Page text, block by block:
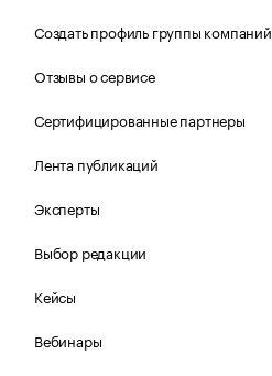
Создать профиль группы компаний
Отзывы о сервисе
Сертифицированные партнеры
Лента публикаций
Эксперты
Выбор редакции
Кейсы
Вебинары